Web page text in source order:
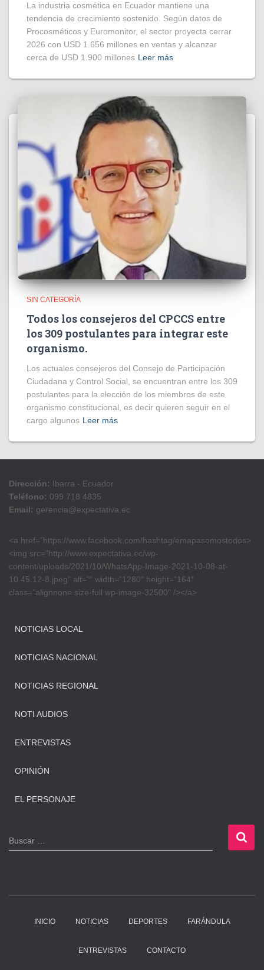
La industria cosmética en Ecuador mantiene una
tendencia de crecimiento sostenido. Según datos de
Procosméticos y Euromonitor, el sector proyecta cerrar
2026 con USD 1.656 millones en ventas y alcanzar
cerca de USD 1.900 millones Leer más
SIN CATEGORÍA
Todos los consejeros del CPCCS entre
los 309 postulantes para integrar este
organismo.
Los actuales consejeros del Consejo de Participación
Ciudadana y Control Social, se encuentran entre los 309
postulantes para la elección de los miembros de este
organismo constitucional, es decir quieren seguir en el
cargo algunos Leer más
Dirección: Ibarra - Ecuador
Teléfono: 099 718 4835
Email: gerencia@expectativa.ec
<a href=”https://www.facebook.com/hashtag/emapasomostodos>
<img src=”http://www.expectativa.ec/wp-
content/uploads/2021/10/WhatsApp-Image-2021-10-08-at-
10.45.12-8.jpeg” alt=”” width=”1280″ height=”164″
class=”alignnone size-full wp-image-32500″ /></a>
NOTICIAS LOCAL
NOTICIAS NACIONAL
NOTICIAS REGIONAL
NOTI AUDIOS
ENTREVISTAS
OPINIÓN
EL PERSONAJE
B
u
Buscar …
INICIO NOTICIAS DEPORTES FARÁNDULA
ENTREVISTAS CONTACTO